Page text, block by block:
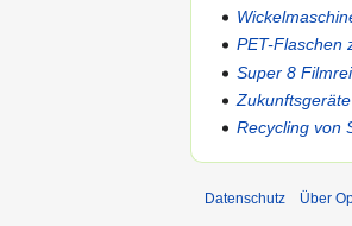
PET-Flaschen
Super 8
Zukunftsgeräte
Recycling von
Datenschutz Über